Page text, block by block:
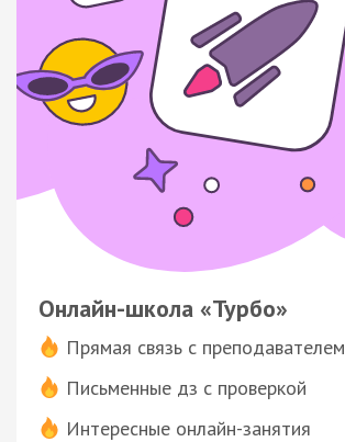
Онлайн-школа «Турбо»
Прямая связь с преподавателем
Письменные дз с проверкой
Интересные онлайн-занятия